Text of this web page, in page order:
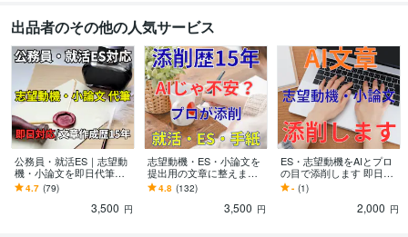
出品者のその他の人気サービス
公務員・就活ES｜志望動
機・小論文を即日代筆し
ます 即日対応可！公務
員・社会人採用「一次試
験突破できました」
4.7 (79)
3,500 円
志望動機・ES・小論文を
提出用の文章に整えます
想いを整理し、伝わる文
章に仕上げます
4.8 (132)
3,500 円
ES・志望動機をAIとプロ
の目で添削します 即日｜
ES・志望動機を通過レベ
ルの文章に整えます
- (1)
2,000 円